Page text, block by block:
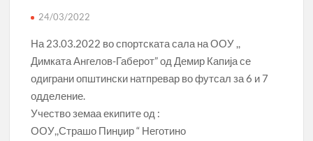
24/03/2022
На 23.03.2022 во спортската сала на ООУ ,,
Димката Ангелов-Габерот” од Демир Капија се
одиграни општински натпревар во футсал за 6 и 7
одделение.
Учество земаа екипите од :
ООУ,,Страшо Пинџир “ Неготино